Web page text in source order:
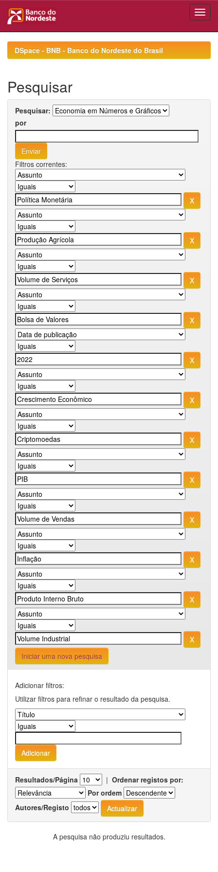
navigationDSpace - BNB - Banco do Nordeste do Brasil
Pesquisar
Pesquisar:
por
Filtros correntes:
Iniciar uma nova pesquisa
Adicionar filtros:
Utilizar filtros para refinar o resultado da pesquisa.
Resultados/Página | Ordenar registos por:
Por ordem
Autores/Registo
A pesquisa não produziu resultados.